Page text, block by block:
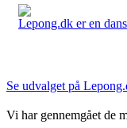
Lepong.dk er en
Se udvalget på
Vi har gennemgået de